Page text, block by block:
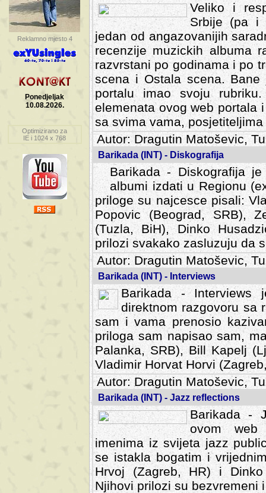
Reklamno mjesto 4
Ponedjeljak
10.08.2026.
Optimizirano za
IE i 1024 x 768
Veliko i
Srbije (pa i
jedan od angazovanijih
recenzije muzickih albuma
razvrstani po godinama i po
scena i Ostala scena.
portalu imao svoju
elemenata ovog web portala
sa svima vama,
Autor: Dragutin Matoševic,
Barikada (INT) - Diskografija
Barikada - Diskografija
albumi izdati u Regionu
priloge su najcesce pisali:
Popovic (Beograd, SRB),
(Tuzla, BiH), Dinko
prilozi svakako zasluzuju da
Autor: Dragutin Matoševic,
Barikada (INT) - Interviews
Barikada - Interviews
direktnom razgovoru sa
sam i vama prenosio
priloga sam napisao sam,
Palanka, SRB), Bill Kapelj
Vladimir Horvat Horvi
Autor: Dragutin Matoševic,
Barikada (INT) - Jazz reflections
Barikada -
ovom web
imenima iz svijeta jazz
se istakla bogatim i
Hrvoj (Zagreb, HR) i
Njihovi prilozi su bezvremeni